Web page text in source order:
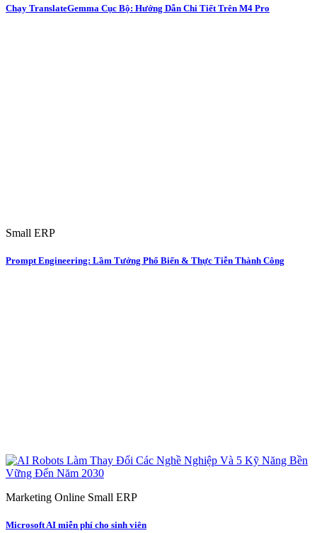
Chạy TranslateGemma Cục Bộ: Hướng Dẫn Chi Tiết Trên M4 Pro
Small ERP
Prompt Engineering: Lầm Tưởng Phổ Biến & Thực Tiễn Thành Công
Marketing Online Small ERP
Microsoft AI miễn phí cho sinh viên